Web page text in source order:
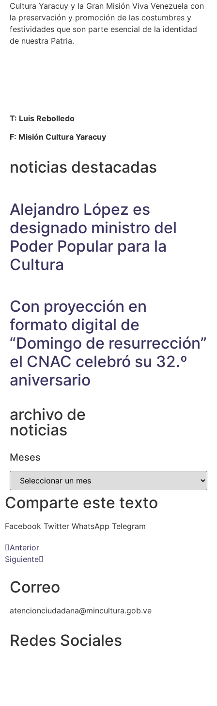
Cultura Yaracuy y la Gran Misión Viva Venezuela con
la preservación y promoción de las costumbres y
festividades que son parte esencial de la identidad
de nuestra Patria.
T: Luis Rebolledo
F: Misión Cultura Yaracuy
noticias destacadas
Alejandro López es
designado ministro del
Poder Popular para la
Cultura
Con proyección en
formato digital de
“Domingo de resurrección”
el CNAC celebró su 32.º
aniversario
archivo de
noticias
Meses
Comparte este texto
Facebook Twitter WhatsApp Telegram
Anterior
Siguiente
Correo
atencionciudadana@mincultura.gob.ve
Redes Sociales